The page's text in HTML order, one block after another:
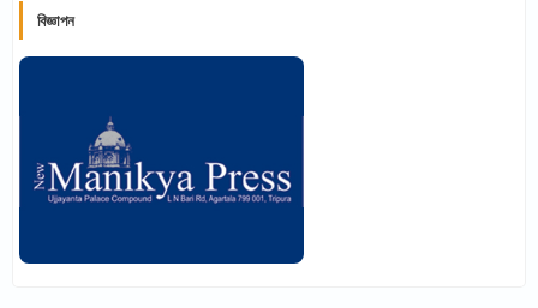
বিজ্ঞাপন